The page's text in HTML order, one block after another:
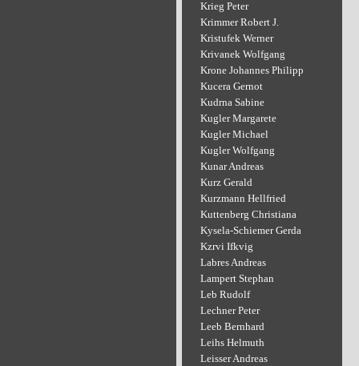
Krieg Peter
Krimmer Robert J.
Kristufek Werner
Krivanek Wolfgang
Krone Johannes Philipp
Kucera Gernot
Kudrna Sabine
Kugler Margarete
Kugler Michael
Kugler Wolfgang
Kunar Andreas
Kurz Gerald
Kurzmann Hellfried
Kuttenberg Christiana
Kysela-Schiemer Gerda
Kzrvi Ifkvig
Labres Andreas
Lampert Stephan
Leb Rudolf
Lechner Peter
Leeb Bernhard
Leihs Helmuth
Leisser Andreas